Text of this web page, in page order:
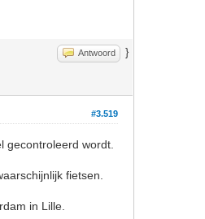
Antwoord }
#3.519
gecontroleerd wordt.
fietsen.
in Lille.